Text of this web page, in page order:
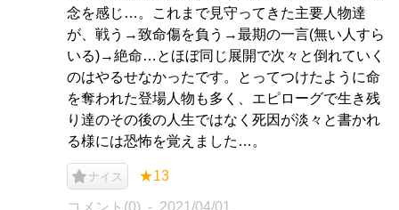
念を感じ…。これまで見守ってきた主要人物達
が、戦う→致命傷を負う→最期の一言(無い人すら
いる)→絶命…とほぼ同じ展開で次々と倒れていく
のはやるせなかったです。とってつけたように命
を奪われた登場人物も多く、エピローグで生き残
り達のその後の人生ではなく死因が淡々と書かれ
る様には恐怖を覚えました…。
ナイス ★13
コメント(0) 2021/04/01